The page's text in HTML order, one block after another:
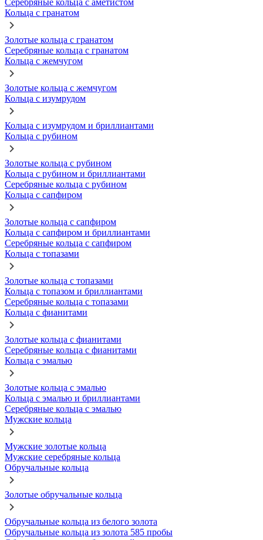
Серебряные кольца с аметистом
Кольца с гранатом
Золотые кольца с гранатом
Серебряные кольца с гранатом
Кольца с жемчугом
Золотые кольца с жемчугом
Кольца с изумрудом
Кольца с изумрудом и бриллиантами
Кольца с рубином
Золотые кольца с рубином
Кольца с рубином и бриллиантами
Серебряные кольца с рубином
Кольца с сапфиром
Золотые кольца с сапфиром
Кольца с сапфиром и бриллиантами
Серебряные кольца с сапфиром
Кольца с топазами
Золотые кольца с топазами
Кольца с топазом и бриллиантами
Серебряные кольца с топазами
Кольца с фианитами
Золотые кольца с фианитами
Серебряные кольца с фианитами
Кольца с эмалью
Золотые кольца с эмалью
Кольца с эмалью и бриллиантами
Серебряные кольца с эмалью
Мужские кольца
Мужские золотые кольца
Мужские серебряные кольца
Обручальные кольца
Золотые обручальные кольца
Обручальные кольца из белого золота
Обручальные кольца из золота 585 пробы